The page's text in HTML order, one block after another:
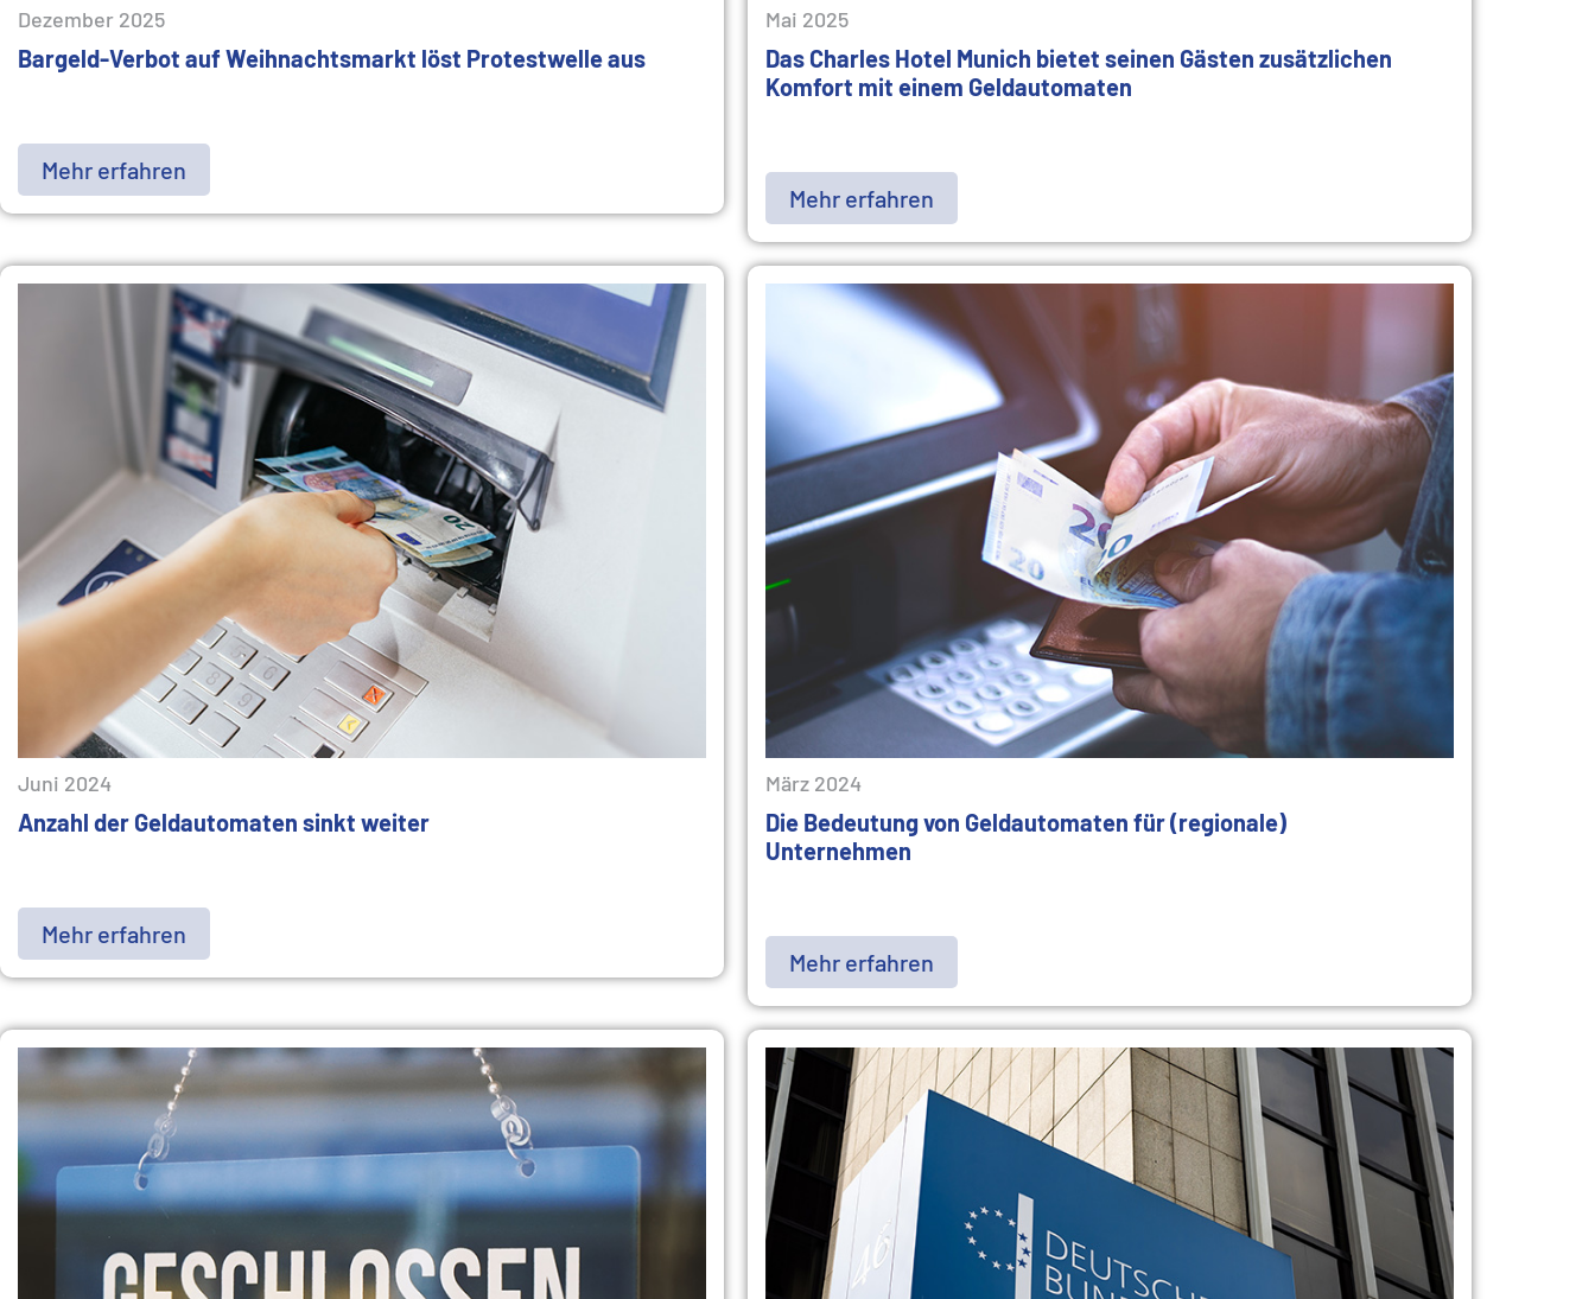
Dezember 2025
Bargeld-Verbot auf Weihnachtsmarkt löst Protestwelle aus
Mehr erfahren
Mai 2025
Das Charles Hotel Munich bietet seinen Gästen zusätzlichen
Komfort mit einem Geldautomaten
Mehr erfahren
Juni 2024
Anzahl der Geldautomaten sinkt weiter
Mehr erfahren
März 2024
Die Bedeutung von Geldautomaten für (regionale)
Unternehmen
Mehr erfahren